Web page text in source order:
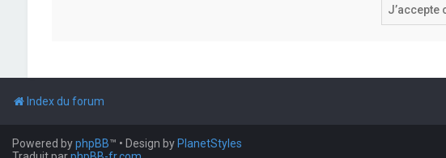
Index du forum
Powered byphpBB™ • Design by PlanetStyles